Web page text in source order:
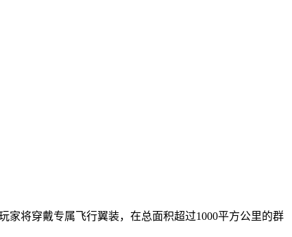
将穿戴专属飞行翼装，在总面积超过1000平方公里的群